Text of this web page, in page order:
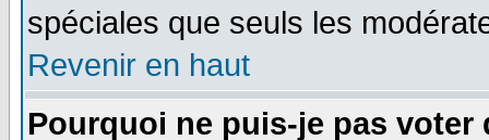
spéciales que seuls les
Revenir en haut
Pourquoi ne puis-je pas voter